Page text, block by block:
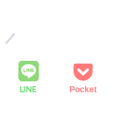
LINE Pocket